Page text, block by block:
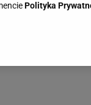
Polityka
plików cookie